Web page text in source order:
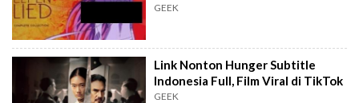
GEEK
Link Nonton Hunger Subtitle
Indonesia Full, Film Viral di TikTok
GEEK